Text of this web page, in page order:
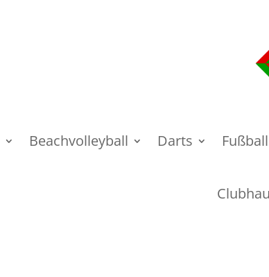
Beachvolleyball Darts Fußball